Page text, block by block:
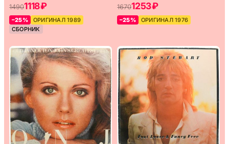
14901118 ₽
–25%
ОРИГИНАЛ 1989
СБОРНИК
16701253 ₽
–25% ОРИГИНАЛ 1976